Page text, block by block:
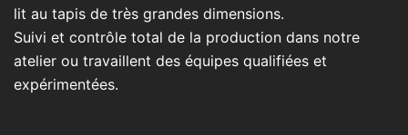
lit au tapis de très grandes dimensions.
Suivi et contrôle total de la production dans notre
atelier ou travaillent des équipes qualifiées et
expérimentées.